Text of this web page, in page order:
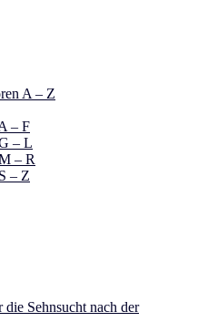
A – Z
– F
– L
– R
– Z
Sehnsucht nach der